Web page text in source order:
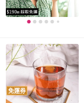
免運券